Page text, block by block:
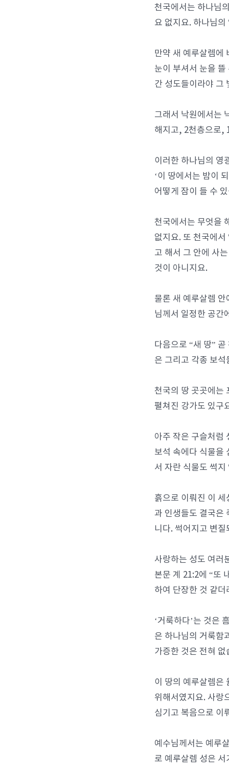
천국에서는 하나님
요 없지요. 하나님
만약 새 예루살렘에
눈이 부셔서 눈을
간 성도들이라야 그
그래서 낙원에서는
해지고, 2천층으로,
이러한 하나님의 영
‘이 땅에서는 밤이
어떻게 잠이 들 수
천국에서는 무엇을
없지요. 또 천국에
고 해서 그 안에 사
것이 아니지요.
물론 새 예루살렘
님께서 일정한 공간
다음으로 “새 땅”
은 그리고 각종 보석
천국의 땅 곳곳에는
펼쳐진 강가도 있구
아주 작은 구슬처럼
보석 속에다 식물을
서 자란 식물도 썩
흙으로 이뤄진 이
과 인생들도 결국은
니다. 썩어지고 변
사랑하는 성도 여러
본문 계 21:2에 “또
하여 단장한 것 같더
‘거룩하다’는 것은
은 하나님의 거룩함
가증한 것은 전혀
이 땅의 예루살렘은
위해서였지요. 사랑
심기고 복음으로 이
예수님께서는 예루
로 예루살렘 성은